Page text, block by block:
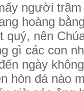
người
hoàng
quý, nên
gì các con
ngày
hòn đá nào